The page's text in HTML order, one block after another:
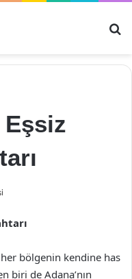
bölgenin kendine has
biri de Adana’nın